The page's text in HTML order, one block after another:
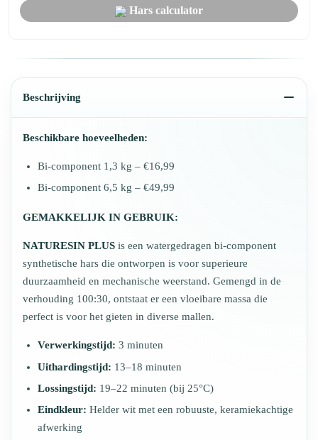
Hars calculator
Beschrijving
Beschikbare hoeveelheden:
Bi-component 1,3 kg – €16,99
Bi-component 6,5 kg – €49,99
GEMAKKELIJK IN GEBRUIK:
NATURESIN PLUS is een watergedragen bi-component
synthetische hars die ontworpen is voor superieure
duurzaamheid en mechanische weerstand. Gemengd in de
verhouding 100:30, ontstaat er een vloeibare massa die
perfect is voor het gieten in diverse mallen.
Verwerkingstijd: 3 minuten
Uithardingstijd: 13–18 minuten
Lossingstijd: 19–22 minuten (bij 25°C)
Eindkleur: Helder wit met een robuuste, keramiekachtige
afwerking